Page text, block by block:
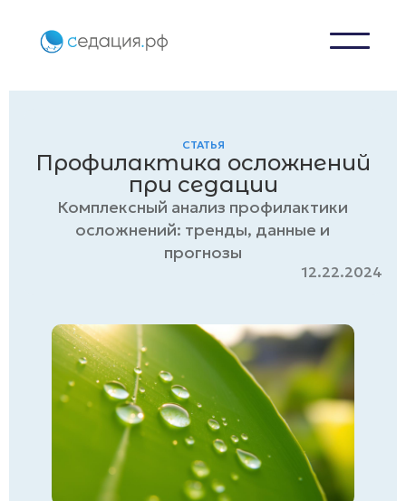
СТАТЬЯ
Профилактика осложнений
при седации
Комплексный анализ профилактики
осложнений: тренды, данные и
прогнозы
12.22.2024